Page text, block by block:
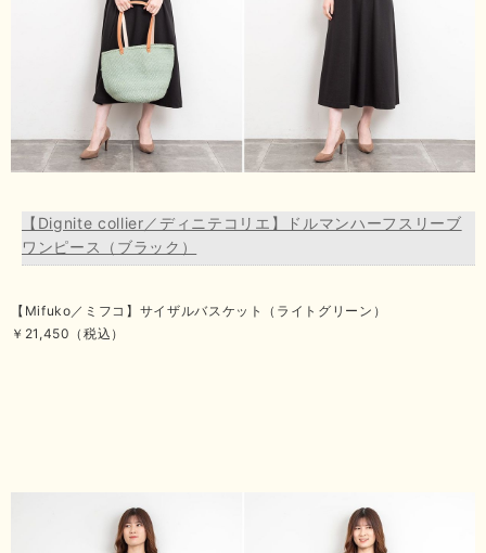
【Dignite collier／ディニテコリエ】ドルマンハーフスリーブ
ワンピース（ブラック）
【Mifuko／ミフコ】サイザルバスケット（ライトグリーン）
￥21,450（税込）